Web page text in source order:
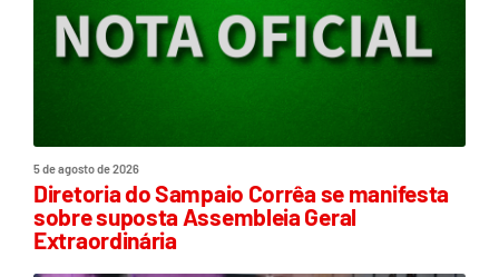
5 de agosto de 2026
Diretoria do Sampaio Corrêa se manifesta
sobre suposta Assembleia Geral
Extraordinária